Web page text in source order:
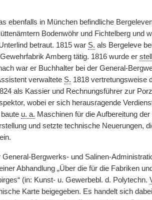
ebenfalls in München befindliche
Bodenwöhr und Fichtelberg und
betraut. 1815 war S. als Bergeleve
Amberg tätig. 1816 wurde er
war er Buchhalter bei der General-
verwaltete S. 1818 vertretungsweise
als Kassier und Rechnungsführer zur
wobei er sich herausragende
u. a. Maschinen für die Aufbereitung
und setzte technische Neuerungen,
Bergwerks- und Salinen-
Abhandlung „Über die für die Fabriken
(in: Kunst- u. Gewerbebl. d. Polytechn.
Karte beigegeben. Es handelt sich